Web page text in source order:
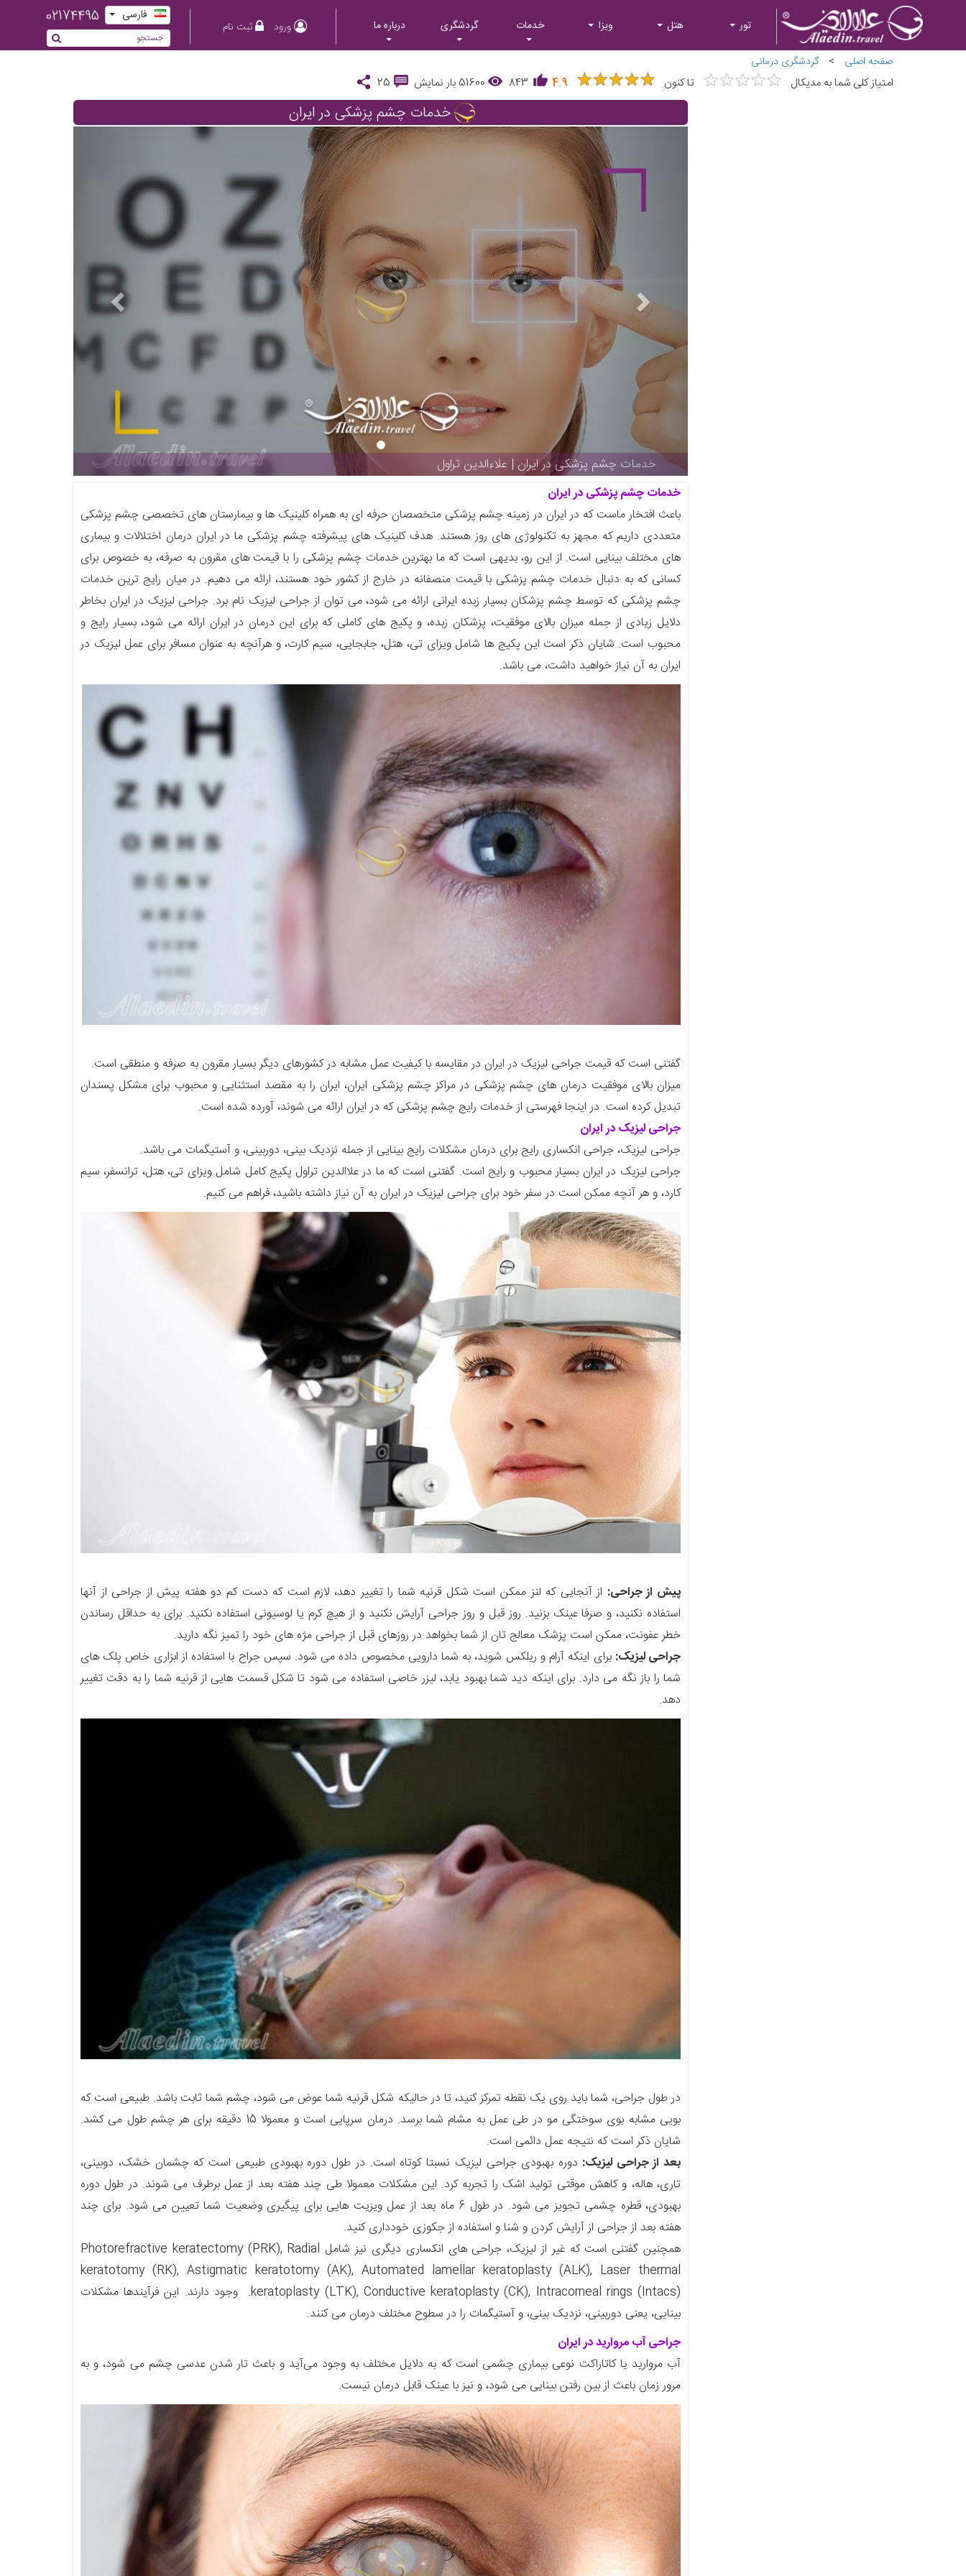
تور هتل ویزا خدمات گردشگری درباره ما ورود ثبت نام
فارسی 02174495
صفحه اصلی > گردشگری درمانی
امتیاز کلی شما به مدیکال ★★★★★
★★★★★ تا کنون ★★★★★
★★★★★
4.9
843
51600بار نمایش 25
خدمات چشم پزشکی در ایران
خدمات چشم پزشکی در ایران | علاءالدین تراول
خدمات چشم پزشکی در ایران
باعث افتخار ماست که در ایران در زمینه چشم پزشکی متخصصان حرفه ای به همراه کلینیک ها و بیمارستان های تخصصی چشم پزشکی
متعددی داریم که مجهز به تکنولوژی های روز هستند. هدف کلینیک های پیشرفته چشم پزشکی ما در ایران درمان اختلالات و بیماری
های مختلف بینایی است. از این رو، بدیهی است که ما بهترین خدمات چشم پزشکی را با قیمت های مقرون به صرفه، به خصوص برای
کسانی که به دنبال خدمات چشم پزشکی با قیمت منصفانه در خارج از کشور خود هستند، ارائه می دهیم. در میان رایج ترین خدمات
چشم پزشکی که توسط چشم پزشکان بسیار زبده ایرانی ارائه می شود، می توان از جراحی لیزیک نام برد. جراحی لیزیک در ایران بخاطر
دلایل زیادی از جمله میزان بالای موفقیت، پزشکان زبده، و پکیج های کاملی که برای این درمان در ایران ارائه می شود، بسیار رایج و
محبوب است. شایان ذکر است این پکیج ها شامل ویزای تی، هتل، جابجایی، سیم کارت، و هرآنچه به عنوان مسافر برای عمل لیزیک در
ایران به آن نیاز خواهید داشت، می باشد.
گفتنی است که قیمت جراحی لیزیک در ایران در مقایسه با کیفیت عمل مشابه در کشورهای دیگر بسیار مقرون به صرفه و منطقی است.
میزان بالای موفقیت درمان های چشم پزشکی در مراکز چشم پزشکی ایران، ایران را به مقصد استثنایی و محبوب برای مشکل پسندان
تبدیل کرده است. در اینجا فهرستی از خدمات رایج چشم پزشکی که در ایران ارائه می شوند، آورده شده است.
جراحی لیزیک در ایران
جراحی لیزیک، جراحی انکساری رایج برای درمان مشکلات رایج بینایی از جمله نزدیک بینی، دوربینی، و آستیگمات می باشد.
جراحی لیزیک در ایران بسیار محبوب و رایج است. گفتنی است که ما در علاالدین تراول پکیج کامل شامل ویزای تی، هتل، ترانسفر، سیم
کارد، و هر آنچه ممکن است در سفر خود برای جراحی لیزیک در ایران به آن نیاز داشته باشید، فراهم می کنیم.
پیش از جراحی: از آنجایی که لنز ممکن است شکل قرنیه شما را تغییر دهد، لازم است که دست کم دو هفته پیش از جراحی از آنها
استفاده نکنید، و صرفا عینک بزنید. روز قبل و روز جراحی آرایش نکنید و از هیچ کرم یا لوسیونی استفاده نکنید. برای به حداقل رساندن
خطر عفونت، ممکن است پزشک معالج تان از شما بخواهد در روزهای قبل از جراحی مژه های خود را تمیز نگه دارید.
جراحی لیزیک: برای اینکه آرام و ریلکس شوید، به شما دارویی مخصوص داده می شود. سپس جراح با استفاده از ابزاری خاص پلک های
شما را باز نگه می دارد. برای اینکه دید شما بهبود یابد، لیزر خاصی استفاده می شود تا شکل قسمت هایی از قرنیه شما را به دقت تغییر
دهد.
در طول جراحی، شما باید روی یک نقطه تمرکز کنید، تا در حالیکه شکل قرنیه شما عوض می شود، چشم شما ثابت باشد. طبیعی است که
بویی مشابه بوی سوختگی مو در طی عمل به مشام شما برسد. درمان سرپایی است و معمولا 15 دقیقه برای هر چشم طول می کشد.
شایان ذکر است که نتیجه عمل دائمی است.
بعد از جراحی لیزیک: دوره بهبودی جراحی لیزیک نسبتا کوتاه است. در طول دوره بهبودی طبیعی است که چشمان خشک، دوبینی،
تاری، هاله، و کاهش موقتی تولید اشک را تجربه کرد. این مشکلات معمولا طی چند هفته بعد از عمل برطرف می شوند. در طول دوره
بهبودی، قطره چشمی تجویز می شود. در طول 6 ماه بعد از عمل ویزیت هایی برای پیگیری وضعیت شما تعیین می شود. برای چند
هفته بعد از جراحی از آرایش کردن و شنا و استفاده از جکوزی خودداری کنید.
همچنین گفتنی است که غیر از لیزیک، جراحی های انکساری دیگری نیز شامل Photorefractive keratectomy (PRK), Radial
keratotomy (RK), Astigmatic keratotomy (AK), Automated lamellar keratoplasty (ALK), Laser thermal
keratoplasty (LTK), Conductive keratoplasty (CK), Intracorneal rings (Intacs). وجود دارند. این فرآیندها مشکلات
بینایی، یعنی دوربینی، نزدیک بینی، و آستیگمات را در سطوح مختلف درمان می کنند.
جراحی آب مروارید در ایران
آب مروارید یا کاتاراکت نوعی بیماری چشمی است که به دلایل مختلف به وجود می‌آید و باعث تار شدن عدسی چشم می شود، و به
مرور زمان باعث از بین رفتن بینایی می شود، و نیز با عینک قابل درمان نیست.